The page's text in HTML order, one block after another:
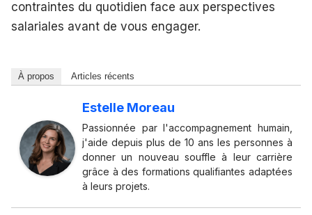
contraintes du quotidien face aux perspectives
salariales avant de vous engager.
À propos Articles récents
Estelle Moreau
Passionnée par l'accompagnement humain,
j'aide depuis plus de 10 ans les personnes à
donner un nouveau souffle à leur carrière
grâce à des formations qualifiantes adaptées
à leurs projets.